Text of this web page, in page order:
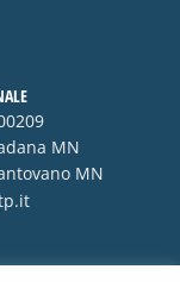
MN
MN